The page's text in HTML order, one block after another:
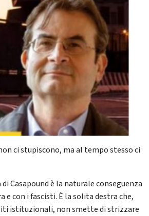
ci stupiscono, ma al tempo stesso ci
Casapound è la naturale conseguenza
con i fascisti. È la solita destra che,
istituzionali, non smette di strizzare